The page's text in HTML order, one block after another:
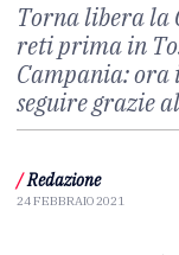
Torna libera la
reti prima in
Campania: ora
seguire grazie
/ Redazione
24 FEBBRAIO 2021